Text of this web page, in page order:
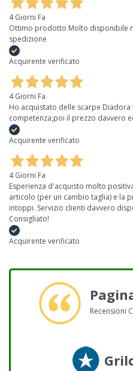
4 Giorni Fa
Ottimo prodotto Molto disponibile
spedizione
Acquirente verificato
4 Giorni Fa
Ho acquistato delle scarpe Diadora
competenza,poi il prezzo davvero
Acquirente verificato
4 Giorni Fa
Esperienza d'acquisto molto
articolo (per un cambio taglia) e la
intoppi. Servizio clienti davvero
Consigliato!
Acquirente verificato
Recensioni